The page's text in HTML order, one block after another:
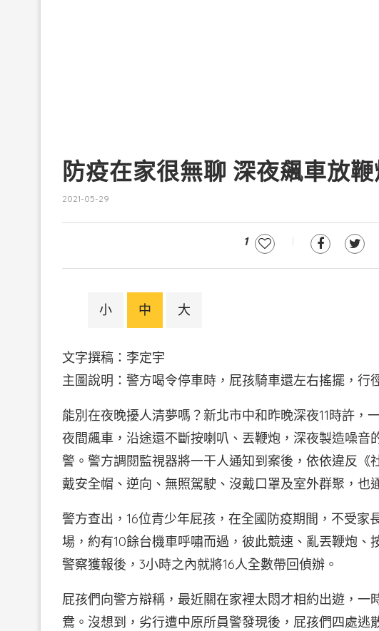
防疫在家很無聊 深夜飆車放
2021-05-29
1
小 中 大
文字撰稿：李定宇
主圖說明：警方喝令停車時，屁孩騎車還左右搖擺，行
能別在夜晚擾人清夢嗎？新北市中和昨晚深夜11時許，
夜間飆車，沿途還不斷按喇叭、丟鞭炮，深夜製造噪音
警。警方調閱監視器將一干人通知到案後，依依違反《
戴安全帽、逆向、無照駕駛、沒戴口罩及室外群聚，也
警方查出，16位青少年屁孩，在全國防疫期間，不受
場，約有10餘台機車呼嘯而過，彼此競速、亂丟鞭炮、
警察獲報後，3小時之內就將16人全數帶回偵辦。
屁孩們向警方辯稱，最近關在家裡太悶才相約出遊，
鴦。沒想到，劣行遭中原所員警發現後，屁孩們四處逃